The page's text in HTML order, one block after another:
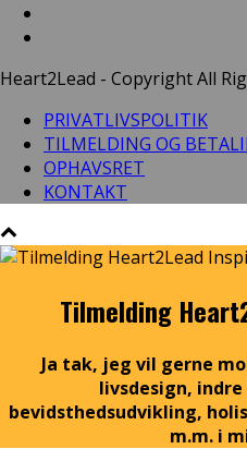
Heart2Lead - Copyright All
PRIVATLIVSPOLITIK
TILMELDING OG
OPHAVSRET
KONTAKT
Tilmelding
Ja tak, jeg vil gerne
livsdesign,
bevidsthedsudvikling,
m.m. i